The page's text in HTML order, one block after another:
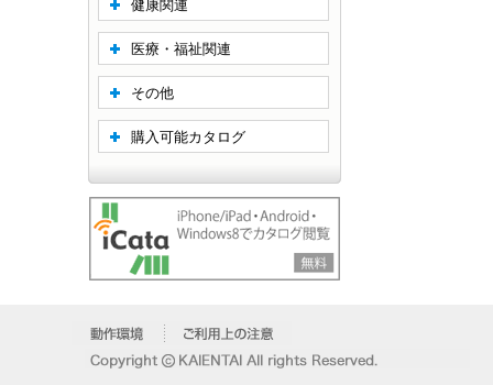
健康関連
医療・福祉関連
その他
購入可能カタログ